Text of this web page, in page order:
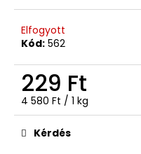
Elfogyott
Kód: 562
229 Ft
Egységár:
4 580 Ft / 1 kg
Kérdés
l
u
TOP
WAFERS
KÓKUSZKRÉMES
NÁPOLYI